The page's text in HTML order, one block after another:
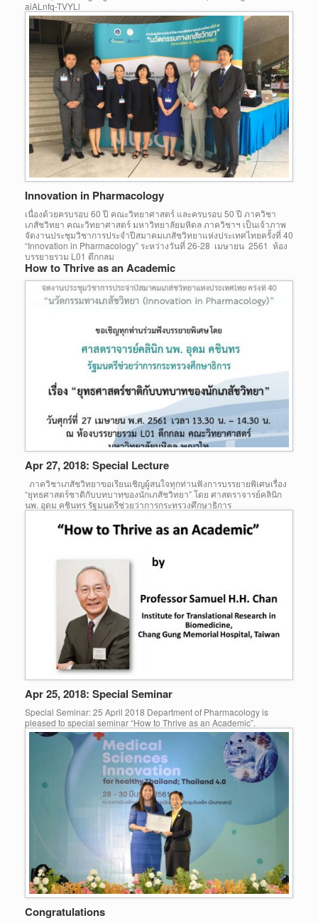
aiALnfq-TVYLl
Innovation in Pharmacology
เนื่องด้วยครบรอบ 60 ปี คณะวิทยาศาสตร์ และครบรอบ 50 ปี ภาควิชา
เภสัชวิทยา คณะวิทยาศาสตร์ มหาวิทยาลัยมหิดล ภาควิชาฯ เป็นเจ้าภาพ
จัดงานประชุมวิชาการประจำปีสมาคมเภสัชวิทยาแห่งประเทศไทยครั้งที่ 40
“Innovation in Pharmacology” ระหว่างวันที่ 26-28 เมษายน 2561 ห้อง
บรรยายรวม L01 ตึกกลม
How to Thrive as an Academic
Apr 27, 2018: Special Lecture
ภาควิชาเภสัชวิทยาขอเรียนเชิญผู้สนใจทุกท่านฟังการบรรยายพิเศษเรื่อง
“ยุทธศาสตร์ชาติกับบทบาทของนักเภสัชวิทยา” โดย ศาสตราจารย์คลินิก
นพ. อุดม คชินทร รัฐมนตรีช่วยว่าการกระทรวงศึกษาธิการ
Apr 25, 2018: Special Seminar
Special Seminar: 25 April 2018 Department of Pharmacology is
pleased to special seminar “How to Thrive as an Academic”.
Congratulations